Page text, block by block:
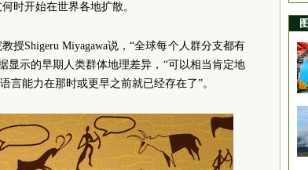
时开始在世界各地扩散。
授Shigeru Miyagawa说，“全球每个人群分支都有
显示的早期人类群体地理差异，“可以相当肯定地
言能力在那时或更早之前就已经存在了”。